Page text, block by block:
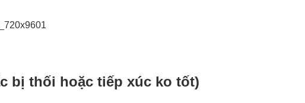
bị thối hoặc tiếp xúc ko tốt)